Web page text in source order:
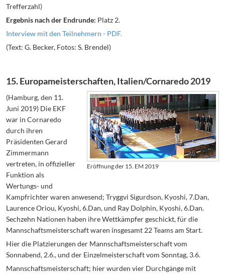
Trefferzahl)
Ergebnis nach der Endrunde: Platz 2.
Interview mit den Teilnehmern - PDF.
(Text: G. Becker, Fotos: S. Brendel)
15. Europameisterschaften, Italien/Cornaredo 2019
Eröffnung der 15. EM 2019
(Hamburg, den 11.
Juni 2019) Die EKF
war in Cornaredo
durch ihren
Präsidenten Gerard
Zimmermann
vertreten, in offizieller
Funktion als
Wertungs- und
Kampfrichter waren anwesend; Tryggvi Sigurdson, Kyoshi, 7.Dan,
Laurence Oriou, Kyoshi, 6.Dan, und Ray Dolphin, Kyoshi, 6.Dan.
Sechzehn Nationen haben ihre Wettkämpfer geschickt, für die
Mannschaftsmeisterschaft waren insgesamt 22 Teams am Start.
Hier die Platzierungen der Mannschaftsmeisterschaft vom
Sonnabend, 2.6., und der Einzelmeisterschaft vom Sonntag, 3.6.
Mannschaftsmeisterschaft; hier wurden vier Durchgänge mit